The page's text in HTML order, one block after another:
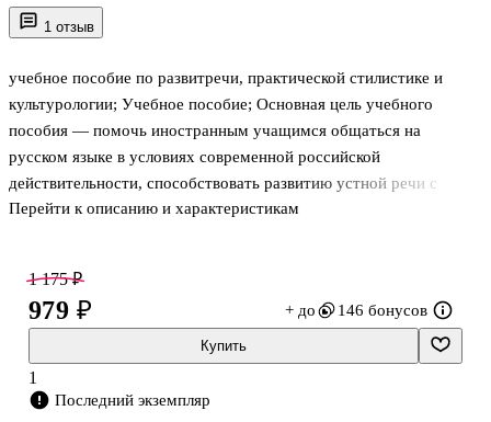
1 отзыв
учебное пособие по развитречи, практической стилистике и
культурологии; Учебное пособие; Основная цель учебного
пособия — помочь иностранным учащимся общаться на
русском языке в условиях современной российской
действительности, способствовать развитию устной речи с
учётом её стилистического многообразия, познакомить
обычаями и традициями. Книга представляет собой
практическое пособие для иностранцев, изучающих русский
язык, и предназначена для тех, кто уже владеет русским языком в
объёме базового курса, но хочет расширить и
усовершенствовать свои знания. Учебное пособие может б
Перейти к описанию и характеристикам
1 175 ₽
979 ₽ + до 146 бонусов
Купить
1
Последний экземпляр